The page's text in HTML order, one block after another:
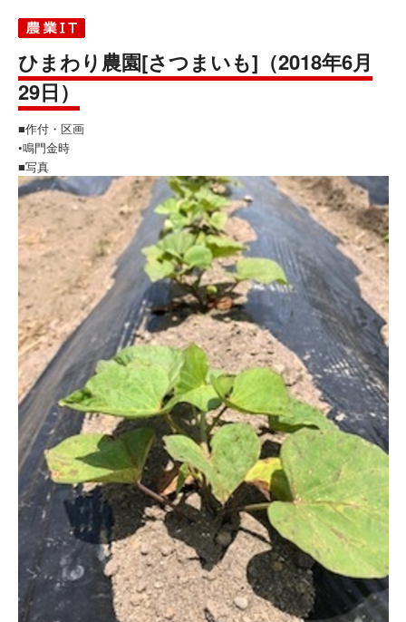
ひまわり農園[さつまいも]（2018年6月
29日）
■作付・区画
•鳴門金時
■写真